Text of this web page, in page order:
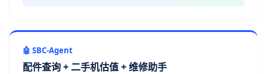
🤖 SBC-Agent
配件查询 + 二手机估值 + 维修助手